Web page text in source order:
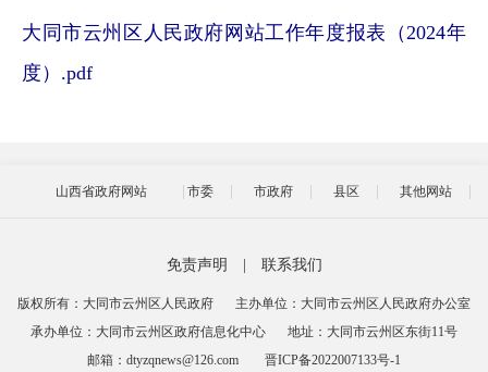
大同市云州区人民政府网站工作年度报表（2024年
度）.pdf
山西省政府网站 市委 市政府 县区 其他网站
免责声明 联系我们
版权所有：大同市云州区人民政府
主办单位：大同市云州区人民政府办公室
承办单位：大同市云州区政府信息化中心
地址：大同市云州区东街11号
邮箱：dtyzqnews@126.com
晋ICP备2022007133号-1